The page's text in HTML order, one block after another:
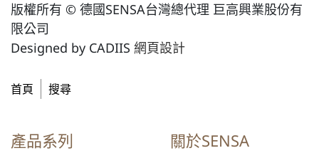
版權所有 © 德國SENSA台灣總代理 巨高興業股份有
限公司
Designed by CADIIS 網頁設計
首頁 搜尋
產品系列 關於SENSA